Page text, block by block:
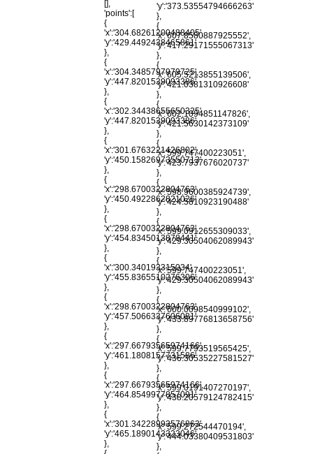
[],
'points':[
{
'x':'304.68261200488405',
'y':'429.4492438465861'
},
{
'x':'304.3485797979725',
'y':'447.8201539093386'
},
{
'x':'302.34438655650325',
'y':'447.8201539093386'
},
{
'x':'301.6763221426802',
'y':'450.15826973550713'
},
{
'x':'298.6700322804763',
'y':'450.4922862821026'
},
{
'x':'298.6700322804763',
'y':'454.8345013878441'
},
{
'x':'300.340193315034',
'y':'455.8365510276306'
},
{
'x':'298.6700322804763',
'y':'457.5066337606081'
},
{
'x':'297.66793565974166',
'y':'461.1808157731586'
},
{
'x':'297.66793565974166',
'y':'464.8549977857091'
},
{
'x':'301.34228993576863',
'y':'465.1890143323046'
},
'y':'373.53554794666263'
},
{
'x':'607.8580887925552',
'y':'417.29171555067313'
},
{
'x':'605.5213855139506',
'y':'421.0381310926608'
},
{
'x':'602.1094851147826',
'y':'421.5630142373109'
},
{
'x':'599.747400223051',
'y':'423.7937676020737'
},
{
'x':'598.9600385924739',
'y':'424.5810923190488'
},
{
'x':'599.0912655309033',
'y':'429.30504062089943'
},
{
'x':'599.747400223051',
'y':'429.30504062089943'
},
{
'x':'600.0098540999102',
'y':'433.89776813658756'
},
{
'x':'599.7793519565425',
'y':'436.30535227581527'
},
{
'x':'599.0191407270197',
'y':'438.20579124782415'
},
{
'x':'599.272544470194',
'y':'444.03380409531803'
},